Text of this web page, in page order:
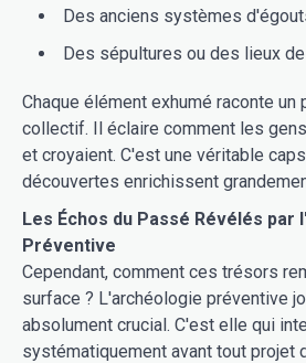
Des anciens systèmes
Des sépultures ou des lieux
Chaque élément exhumé raconte un
collectif. Il éclaire comment les
et croyaient. C'est une véritable
découvertes enrichissent
Les Échos du Passé Révélés par
Préventive
Cependant, comment ces trésors
surface ? L'archéologie préventive
absolument crucial. C'est elle qui
systématiquement avant tout projet